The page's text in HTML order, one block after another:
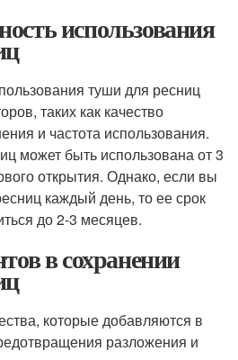
использования
туши для ресниц
таких как качество
и частота использования.
может быть использована от 3
открытия. Однако, если вы
каждый день, то ее срок
до 2-3 месяцев.
в сохранении
которые добавляются в
разложения и